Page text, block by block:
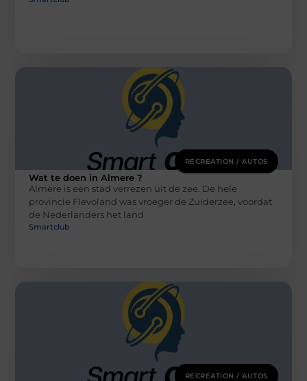
RECREATION / AUTOS
Wat te doen in Almere ?
Almere is een stad verrezen uit de zee. De hele
provincie Flevoland was vroeger de Zuiderzee, voordat
de Nederlanders het land
Smartclub
RECREATION / AUTOS